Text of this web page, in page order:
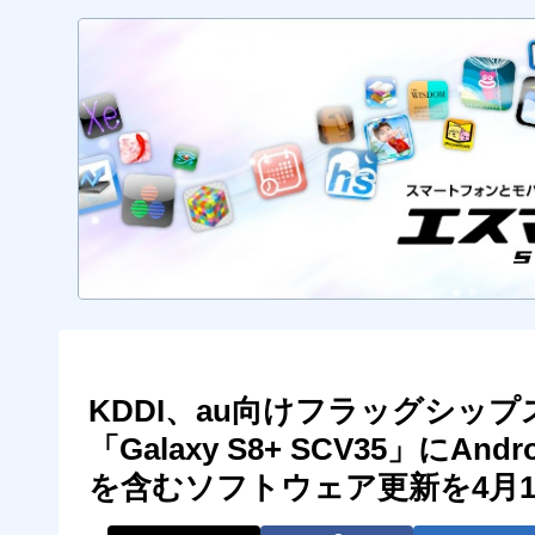
KDDI、au向けフラッグシップ
「Galaxy S8+ SCV35」に
を含むソフトウェア更新を4月